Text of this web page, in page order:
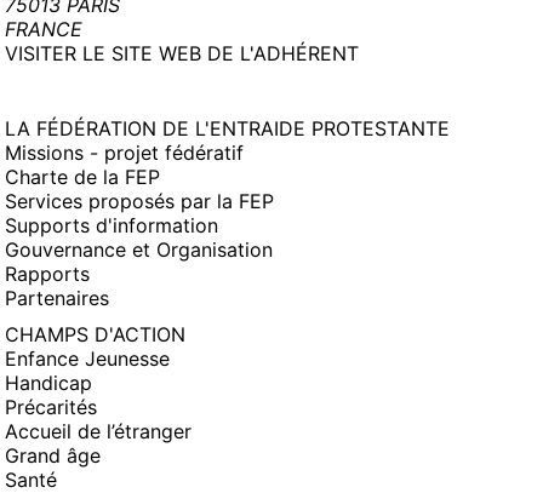
75013 PARIS
FRANCE
VISITER LE SITE WEB DE L'ADHÉRENT(NOUVELLE
LA FÉDÉRATION DE L'ENTRAIDE PROTESTANTE
Missions - projet fédératif
Charte de la FEP
Services proposés par la FEP
Supports d'information
Gouvernance et Organisation
Rapports
Partenaires
CHAMPS D'ACTION
Enfance Jeunesse
Handicap
Précarités
Accueil de l’étranger
Grand âge
Santé